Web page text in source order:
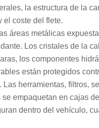
la estructura de la
el coste del flete.
áreas metálicas
Los cristales de la
los componentes
están protegidos
Las herramientas, filtros,
empaquetan en cajas
dentro del vehículo,